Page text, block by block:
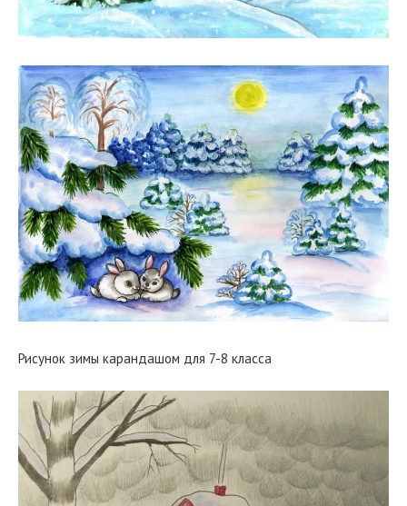
Рисунок зимы карандашом для 7-8 класса